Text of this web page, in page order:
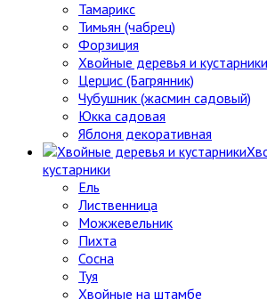
Тамарикс
Тимьян (чабрец)
Форзиция
Хвойные деревья и кустарники
Церцис (Багрянник)
Чубушник (жасмин садовый)
Юкка садовая
Яблоня декоративная
кустарники
Ель
Лиственница
Можжевельник
Пихта
Сосна
Туя
Хвойные на штамбе